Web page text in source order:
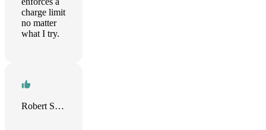
charge limit
no matter
what I try.
Robert Seitz